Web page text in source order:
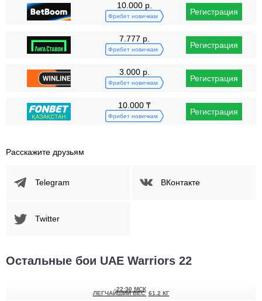
10.000 р.
Фрибет новичкам Регистрация
7.777 р.
Фрибет новичкам Регистрация
3.000 р.
Фрибет новичкам Регистрация
10.000 ₸
Фрибет новичкам Регистрация
Расскажите друзьям
Telegram ВКонтакте
Twitter
Остальные бои UAE Warriors 22
22:30 МСК
ЛЕГЧАЙШИЙ ВЕС 61.2 КГ